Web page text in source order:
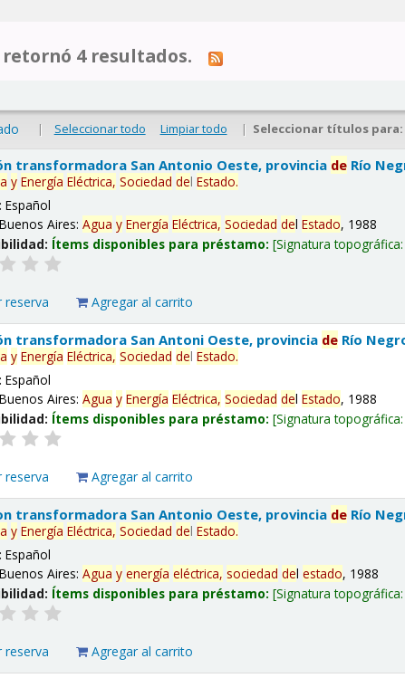
4 resultados.
| Seleccionar todo Limpiar todo | Seleccionar títulos para:
transformadora San Antonio Oeste, provincia de Río
y Energía Eléctrica, Sociedad delEstado.
Español
Buenos Aires:Agua y Energía Eléctrica, Sociedad delEstado, 1988
Ítems disponibles para préstamo: Signatura
reserva Agregar al carrito
transformadora San Antoni Oeste, provincia de Río
y Energía Eléctrica, Sociedad delEstado.
Español
Buenos Aires:Agua y Energía Eléctrica, Sociedad delEstado, 1988
Ítems disponibles para préstamo: Signatura
reserva Agregar al carrito
transformadora San Antonio Oeste, provincia de Río
y Energía Eléctrica, Sociedad delEstado.
Español
Buenos Aires:Agua y energía eléctrica, sociedad delestado, 1988
Ítems disponibles para préstamo: Signatura
reserva Agregar al carrito